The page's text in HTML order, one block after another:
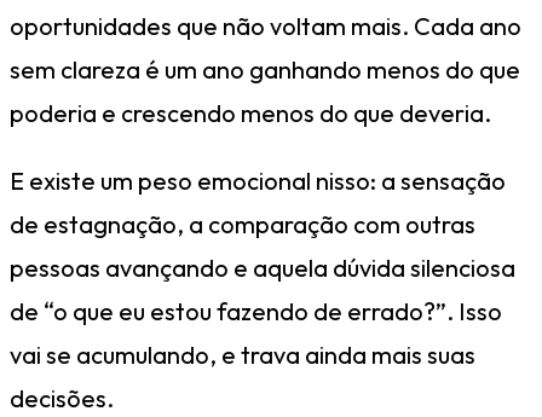
oportunidades que não voltam mais. Cada ano
sem clareza é um ano ganhando menos do que
poderia e crescendo menos do que deveria.
E existe um peso emocional nisso: a sensação
de estagnação, a comparação com outras
pessoas avançando e aquela dúvida silenciosa
de “o que eu estou fazendo de errado?”. Isso
vai se acumulando, e trava ainda mais suas
decisões.